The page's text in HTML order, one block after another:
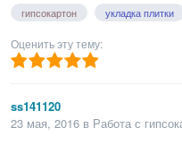
гипсокартон укладка плитки
Оценить эту тему:
ss141120
23 мая, 2016 в Работа с